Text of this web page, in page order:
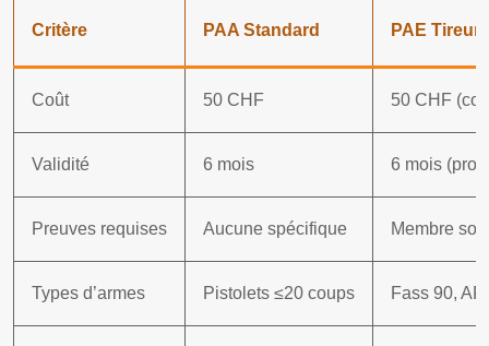
Critère PAA Standard PAE Tireur
Coût 50 CHF 50 CHF
Validité 6 mois 6 mois
Preuves requises Aucune spécifique Membre
Types d’armes Pistolets ≤20 coups Fass 90,